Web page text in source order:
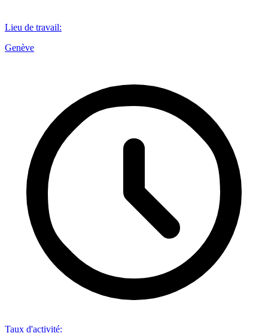
Lieu de travail:
Genève
Taux d'activité: